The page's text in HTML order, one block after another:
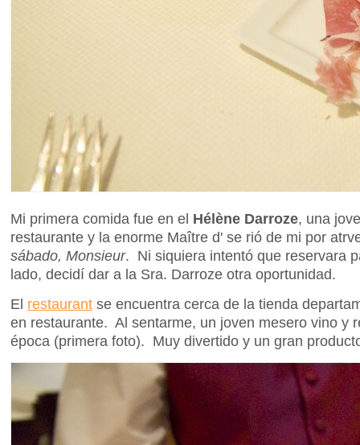
Mi primera comida fue en el Hélène Darroze, una
restaurante y la enorme Maître d' se rió de mi por
sábado, Monsieur. Ni siquiera intentó que reservara
lado, decidí dar a la Sra. Darroze otra oportunidad.
El restaurant se encuentra cerca de la tienda
en restaurante. Al sentarme, un joven mesero vino y
época (primera foto). Muy divertido y un gran